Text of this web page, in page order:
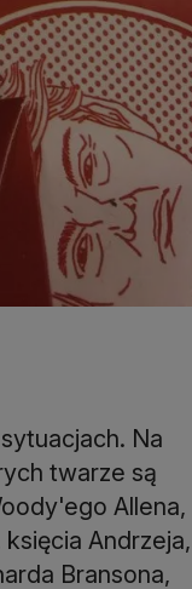
Na
twarze są
Allena,
Andrzeja,
Bransona,